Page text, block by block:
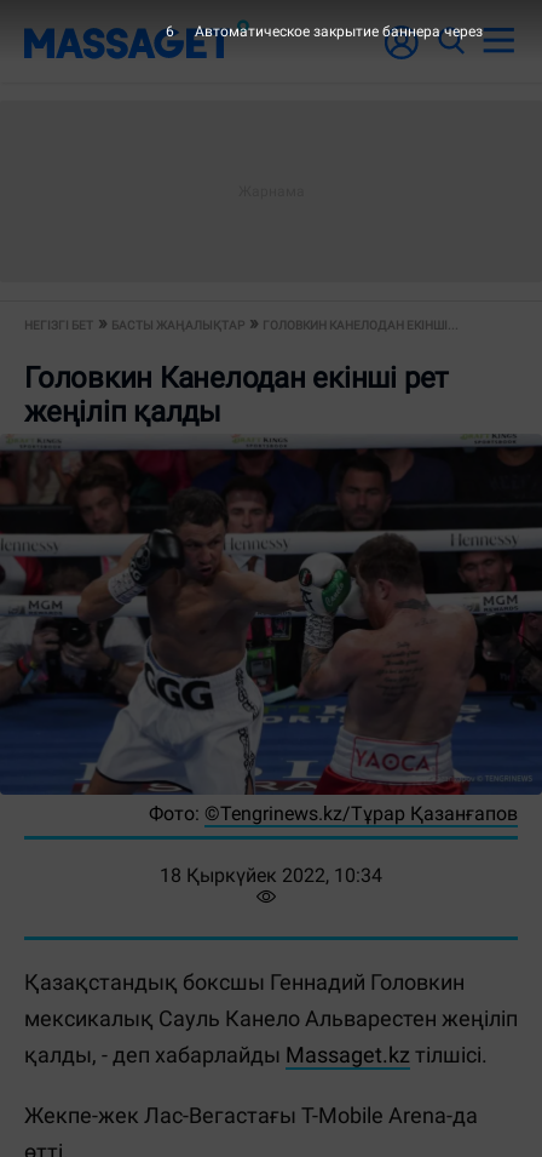
НЕГІЗГІ БЕТ БАСТЫ ЖАҢАЛЫҚТАР ГОЛОВКИН КАНЕЛОДАН ЕКІНШІ...
Головкин Канелодан екінші рет
жеңіліп қалды
Фото: ©Tengrinews.kz/Тұрар Қазанғапов
18 Қыркүйек 2022, 10:34
Қазақстандық боксшы Геннадий Головкин
мексикалық Сауль Канело Альварестен жеңіліп
қалды, - деп хабарлайды Massaget.kz тілшісі.
Жекпе-жек Лас-Вегастағы T-Mobile Arena-да
өтті.
6 Автоматическое закрытие баннера через